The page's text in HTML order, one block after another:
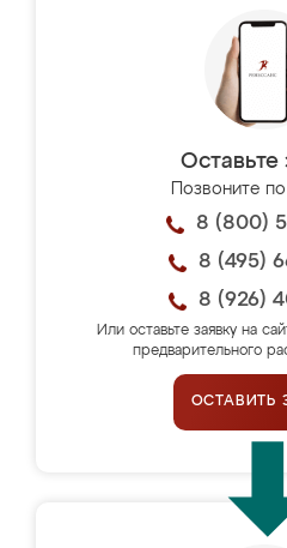
Оставьте
Позвоните
8 (800)
8 (495)
8 (926)
Или оставьте заявку на
предварительного
ОСТАВИТЬ